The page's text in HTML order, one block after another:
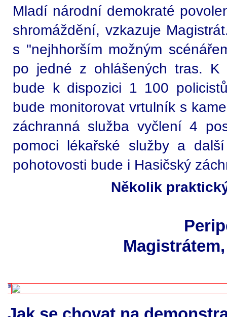
Mladí národní demokraté
shromáždění, vzkazuje
s "nejhhorším možným
po jedné z ohlášených tras.
bude k dispozici 1 100
bude monitorovat vrtulník s
záchranná služba vyčlení 4
pomoci lékařské služby a
pohotovosti bude i Hasičský
Několik